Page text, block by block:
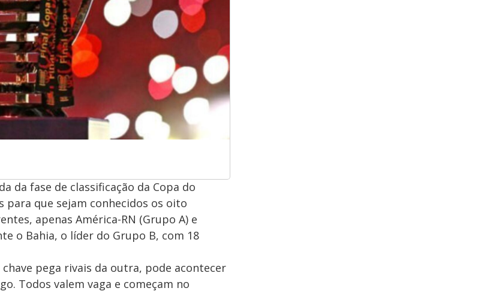
da fase de classificação da Copa do
para que sejam conhecidos os oito
apenas América-RN (Grupo A) e
o Bahia, o líder do Grupo B, com 18
pega rivais da outra, pode acontecer
Todos valem vaga e começam no